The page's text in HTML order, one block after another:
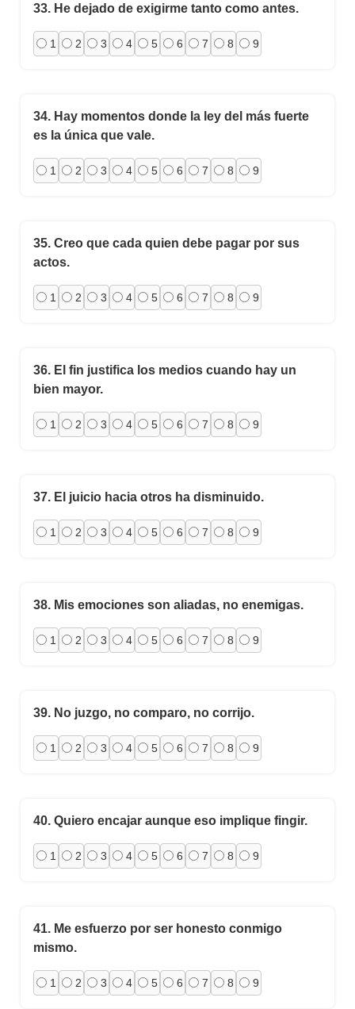
33. He dejado de exigirme tanto como antes.
1 2 3 4 5 6 7 8 9
34. Hay momentos donde la ley del más fuerte
es la única que vale.
1 2 3 4 5 6 7 8 9
35. Creo que cada quien debe pagar por sus
actos.
1 2 3 4 5 6 7 8 9
36. El fin justifica los medios cuando hay un
bien mayor.
1 2 3 4 5 6 7 8 9
37. El juicio hacia otros ha disminuido.
1 2 3 4 5 6 7 8 9
38. Mis emociones son aliadas, no enemigas.
1 2 3 4 5 6 7 8 9
39. No juzgo, no comparo, no corrijo.
1 2 3 4 5 6 7 8 9
40. Quiero encajar aunque eso implique fingir.
1 2 3 4 5 6 7 8 9
41. Me esfuerzo por ser honesto conmigo
mismo.
1 2 3 4 5 6 7 8 9